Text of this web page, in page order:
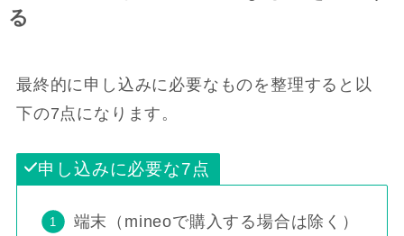
る
最終的に申し込みに必要なものを整理すると以
下の7点になります。
申し込みに必要な7点
端末（mineoで購入する場合は除く）